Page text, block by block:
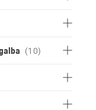
(10)